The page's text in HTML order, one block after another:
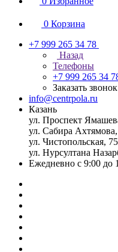
0 Корзина
+7 999 265 34 78
Назад
Телефоны
+7 999 265 34
Заказать звонок
info@centrpola.ru
Казань
ул. Проспект
ул. Сабира Ахтямова,
ул. Чистопольская, 75
ул. Нурсултана
Ежедневно с 9:00 до